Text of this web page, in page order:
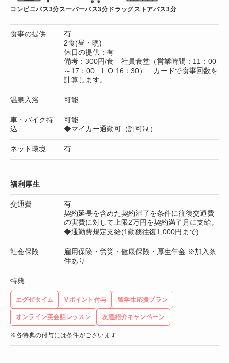
コンビニバス3分スーパーバス3分 ドラッグストアバス3分
食事の提供
有
2食(昼・晩)
休日の提供：有
備考：300円/食 社員食堂（営業時間：11：00
～17：00 L.O.16：30） カードで食事回数を
計算します。
温泉入浴 可能
車・バイク持
込
可能
◆マイカー通勤可（許可制）
ネット環境 有
福利厚生
交通費
有
契約延長を含めた契約満了を条件に往復交通費
の実費に対して上限2万円を契約満了月に支給。
◆通勤費規定支給(1勤務往復1,000円まで)
社会保険
雇用保険・労災・健康保険・厚生年金 ※加入条
件あり
特典
エグゼタイム Vポイント付与 留学生応援プラン
オンライン英会話レッスン 友達紹介キャンペーン
※各特典の付与には条件がございます